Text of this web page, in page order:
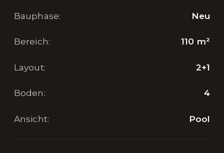
Bauphase: Neu
Bereich: 110 m²
Layout: 2+1
Boden: 4
Ansicht: Pool